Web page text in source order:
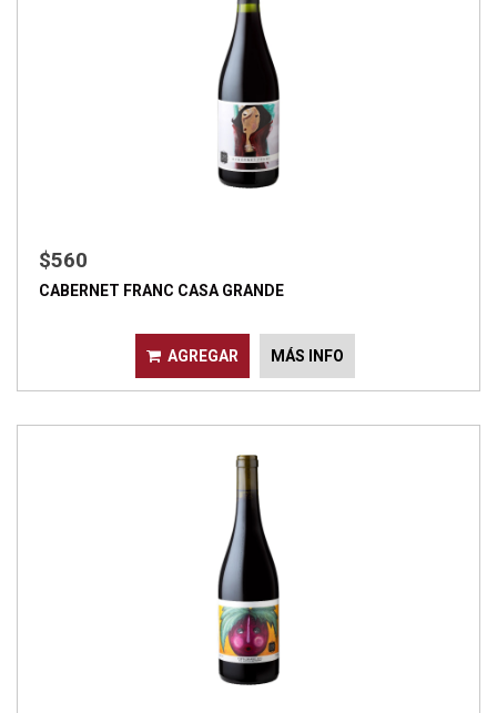
$560
CABERNET FRANC CASA GRANDE
AGREGAR MÁS INFO